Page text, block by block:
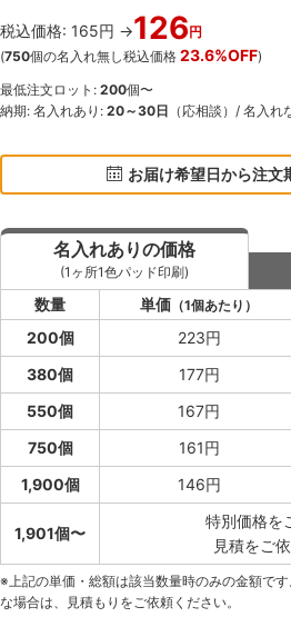
税込価格: 165円 →126円
(750個の名入れ無し税込価格 23.6%OFF)
最低注文ロット: 200個〜
納期: 名入れあり: 20～30日 （応相談）/ 名入れ
お届け希望日から注文
名入れありの価格
(1ヶ所1色パッド印刷)
数量
単価 （1個あたり）
200個 223円
380個
177円
550個
167円
750個
161円
1,900個
146円
1,901個〜
特別価格を
見積をご
※上記の単価・総額は該当数量時のみの金額で
な場合は、見積もりをご依頼ください。